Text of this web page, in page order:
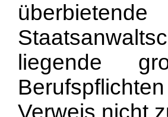
liegende
Verweis nicht